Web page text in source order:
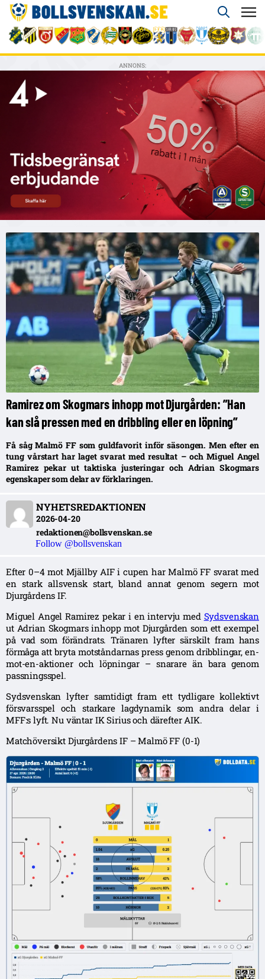
ANNONS:
Ramirez om Skogmars inhopp mot Djurgården: ”Han
kan slå pressen med en dribbling eller en löpning”
Få såg Malmö FF som guldfavorit inför säsongen. Men efter en
tung vårstart har laget svarat med resultat – och Miguel Angel
Ramirez pekar ut taktiska justeringar och Adrian Skogmars
egenskaper som delar av förklaringen.
NYHETSREDAKTIONEN
2026-04-20
redaktionen@bollsvenskan.se
Follow @bollsvenskan
Efter 0–4 mot Mjällby AIF i cupen har Malmö FF svarat med
en stark allsvensk start, bland annat genom segern mot
Djurgårdens IF.
Miguel Angel Ramirez pekar i en intervju med Sydsvenskan
ut Adrian Skogmars inhopp mot Djurgården som ett exempel
på vad som förändrats. Tränaren lyfter särskilt fram hans
förmåga att bryta motståndarnas press genom dribblingar, en-
mot-en-aktioner och löpningar – snarare än bara genom
passningsspel.
Sydsvenskan lyfter samtidigt fram ett tydligare kollektivt
försvarsspel och starkare lagdynamik som andra delar i
MFF:s lyft. Nu väntar IK Sirius och därefter AIK.
Matchöversikt Djurgårdens IF – Malmö FF (0-1)